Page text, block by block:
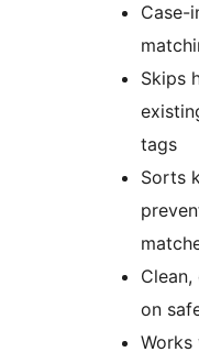
Case-
Skips
tags
Sorts
on
Works